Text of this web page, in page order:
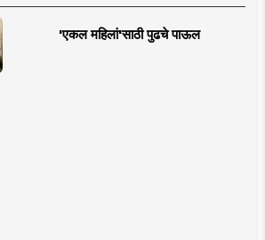
'एकल महिलां'साठी पुढचे पाऊल